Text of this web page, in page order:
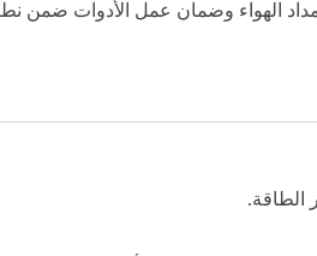
الهواء وضمان عمل الأدوات ضمن
الطاقة.